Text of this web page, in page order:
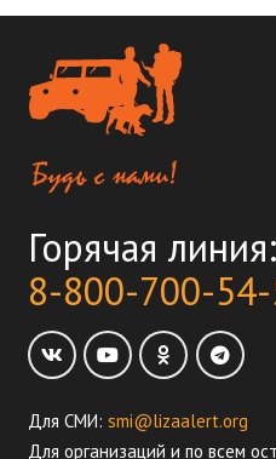
Горячая линия:
8-800-700-
Для СМИ: smi@lizaalert.org
Для организаций и по всем